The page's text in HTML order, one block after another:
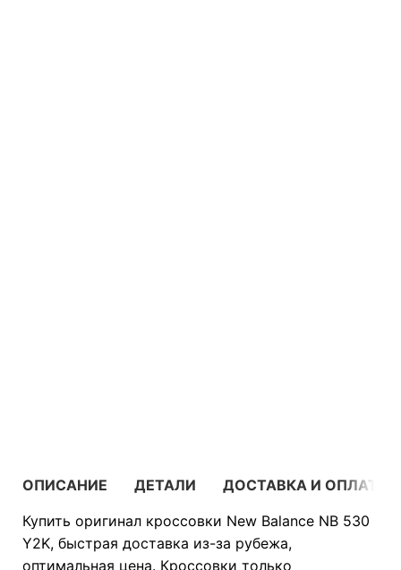
ОПИСАНИЕ ДЕТАЛИ
ДОСТАВКА И ОПЛАТА
Купить оригинал кроссовки New Balance NB 530
Y2K, быстрая доставка из-за рубежа,
оптимальная цена. Кроссовки только